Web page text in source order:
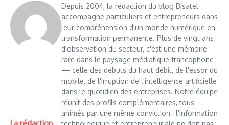
La rédaction
Depuis 2004, la rédaction du blog Bisatel
accompagne particuliers et entrepreneurs dans
leur compréhension d'un monde numérique en
transformation permanente. Plus de vingt ans
d'observation du secteur, c'est une mémoire
rare dans le paysage médiatique francophone
— celle des débuts du haut débit, de l'essor du
mobile, de l'irruption de l'intelligence artificielle
dans le quotidien des entreprises. Notre équipe
réunit des profils complémentaires, tous
animés par une même conviction : l'information